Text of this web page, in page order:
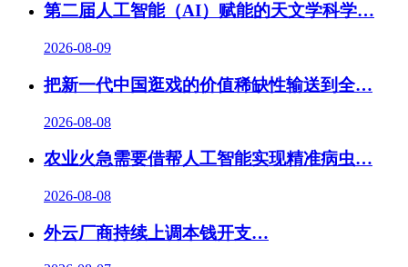
第二届人工智能（AI）赋能的天文学科学…
2026-08-09
把新一代中国逛戏的价值稀缺性输送到全…
2026-08-08
农业火急需要借帮人工智能实现精准病虫…
2026-08-08
外云厂商持续上调本钱开支…